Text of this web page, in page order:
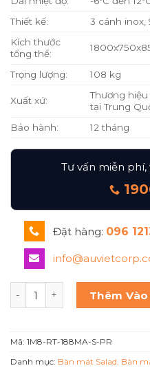
Thiết kế:
3 cánh inox,
Kích thước
tổng thể:
Trọng lượng: 108 kg
Xuất xứ:
Thương
tại Trung
Bảo hành:
12 tháng
Tư vấn miễn
Đặt hàng: 096
Hoshizaki Bàn salad 1m8
Thêm
Mã: 1M8-RT-188MA-S-PR
Danh mục: Bàn mát Salad, Bàn